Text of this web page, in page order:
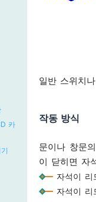
카
일반 스위치
작동 방식
문이나 창문
이 닫히면 자
자석이
자석이